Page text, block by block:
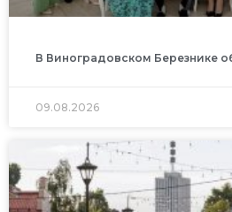
В Виноградовском Березнике
09.08.2026